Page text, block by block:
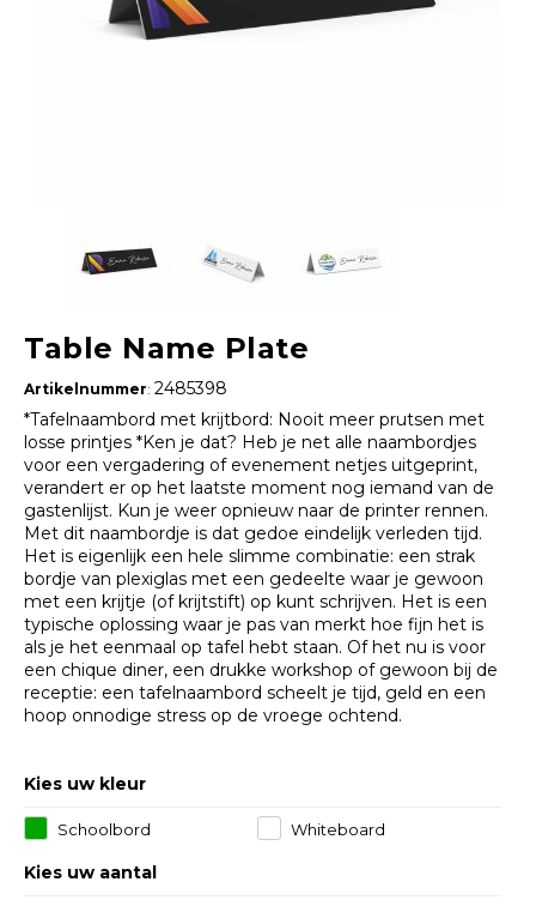
Table Name Plate
Artikelnummer:2485398
*Tafelnaambord met krijtbord: Nooit meer prutsen met
losse printjes *Ken je dat? Heb je net alle naambordjes
voor een vergadering of evenement netjes uitgeprint,
verandert er op het laatste moment nog iemand van de
gastenlijst. Kun je weer opnieuw naar de printer rennen.
Met dit naambordje is dat gedoe eindelijk verleden tijd.
Het is eigenlijk een hele slimme combinatie: een strak
bordje van plexiglas met een gedeelte waar je gewoon
met een krijtje (of krijtstift) op kunt schrijven. Het is een
typische oplossing waar je pas van merkt hoe fijn het is
als je het eenmaal op tafel hebt staan. Of het nu is voor
een chique diner, een drukke workshop of gewoon bij de
receptie: een tafelnaambord scheelt je tijd, geld en een
hoop onnodige stress op de vroege ochtend. ​
Kies uw kleur
Schoolbord Whiteboard
Kies uw aantal